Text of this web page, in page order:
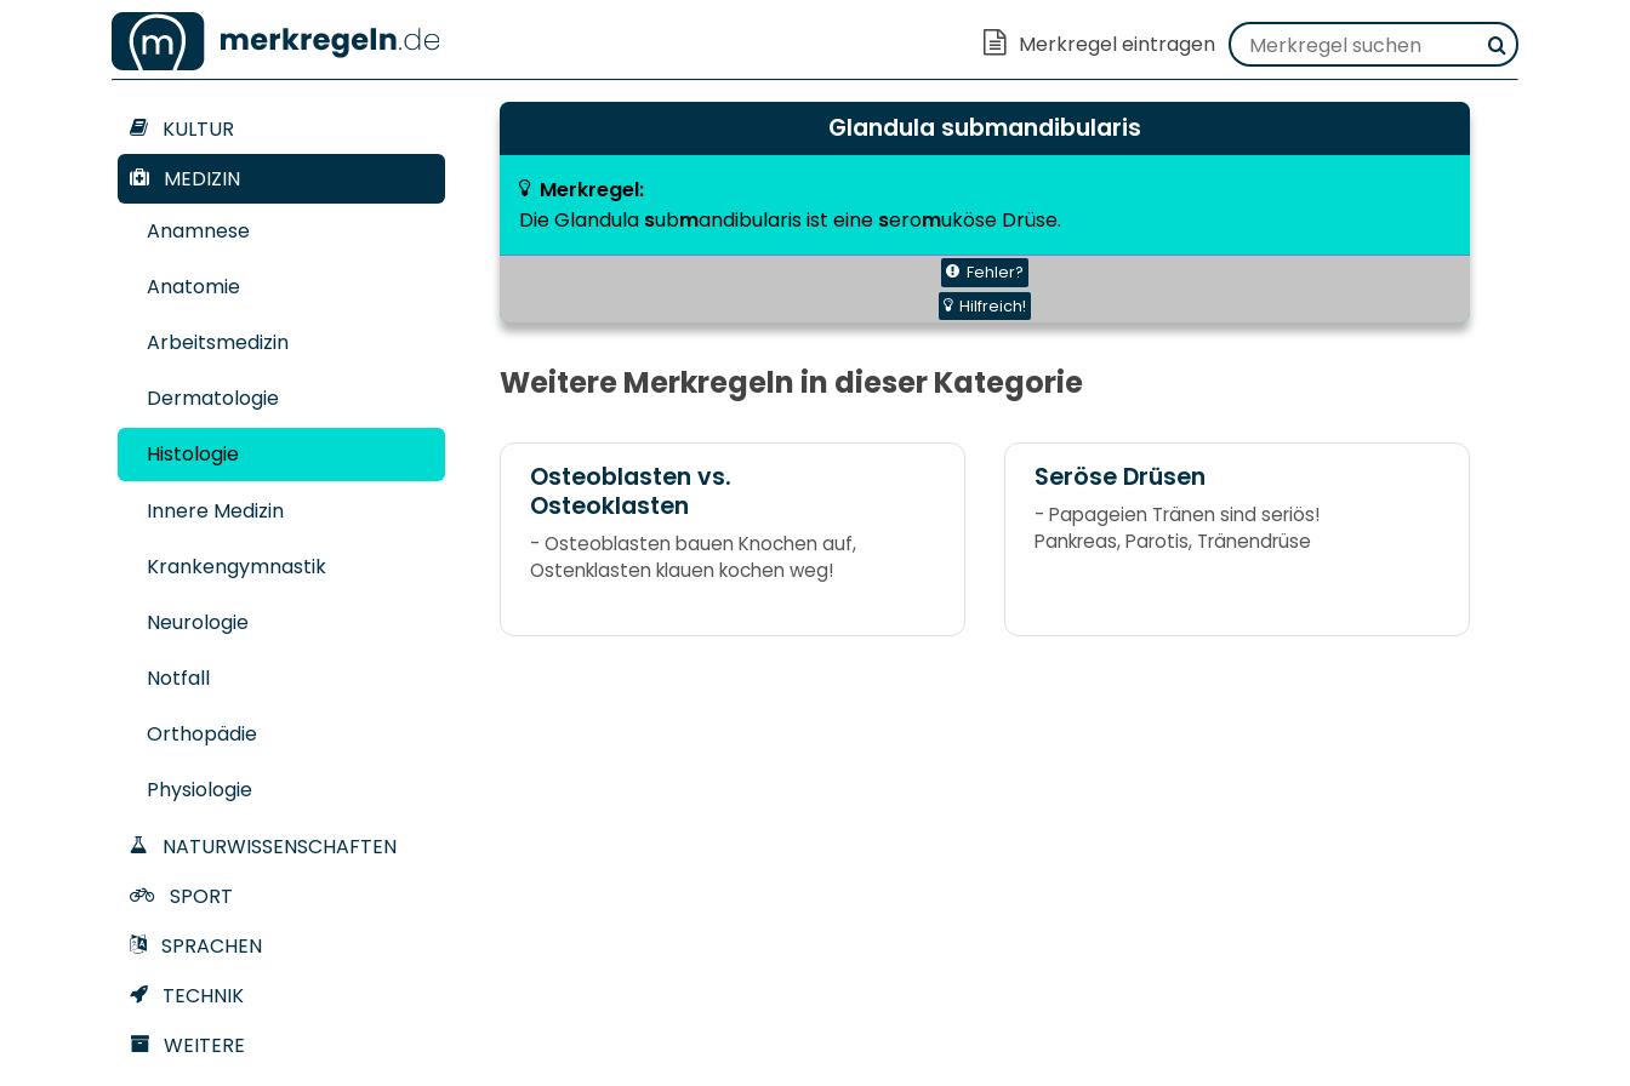
KULTUR
MEDIZIN
Anamnese
Anatomie
Arbeitsmedizin
Dermatologie
Histologie
Innere Medizin
Krankengymnastik
Neurologie
Notfall
Orthopädie
Physiologie
NATURWISSENSCHAFTEN
SPORT
SPRACHEN
TECHNIK
WEITERE
Glandula submandibularis
Merkregel:
DieGlandula submandibularis ist eine seromuköse Drüse.
Fehler?
Hilfreich!
Weitere Merkregeln in dieser Kategorie
Osteoblasten vs.
Osteoklasten
- Osteoblasten bauen Knochen auf,
Ostenklasten klauen kochen weg!
Seröse Drüsen
- Papageien Tränen sind seriös!
Pankreas, Parotis, Tränendrüse